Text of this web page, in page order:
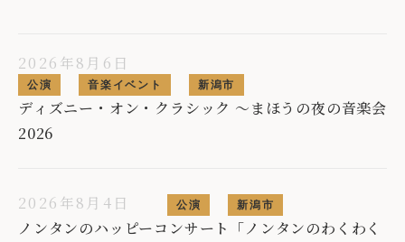
2026年8月6日
公演 音楽イベント 新潟市
ディズニー・オン・クラシック 〜まほうの夜の音楽会
2026
2026年8月4日 公演 新潟市
ノンタンのハッピーコンサート「ノンタンのわくわく